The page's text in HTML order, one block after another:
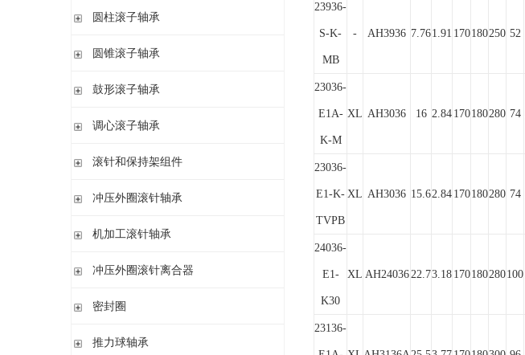
圆柱孔开式或密封
圆柱孔或圆锥孔 开式
带紧定套开式或密封
带紧定套开式
圆柱滚子轴承
带保持架的圆柱滚子轴承
单列满装圆柱滚子轴承
高精密圆柱滚子轴承
圆锥滚子轴承
单列圆锥滚子轴承
单列英制圆锥滚子轴承
鼓形滚子轴承
圆柱孔或圆锥孔
调心滚子轴承
圆柱孔或圆锥孔
带退卸套
滚针和保持架组件
单列
冲压外圈滚针轴承
开式 闭式 无密封
开式、满装滚针单元、无密封
机加工滚针轴承
无内圈
带内圈 开式
带内圈 密封
冲压外圈滚针离合器
不带轴承 带滚花或不带滚花
密封圈
密封圈
推力球轴承
23936-
S-K-
MB
- AH3936 7.761.91 170180250 52
23036-
E1A-
K-M
XL AH3036 16 2.84 170180280 74
23036-
E1-K-
TVPB
XL AH3036 15.62.84 170180280 74
24036-
E1-
K30
XL AH2403622.73.18 170180280100
23136-